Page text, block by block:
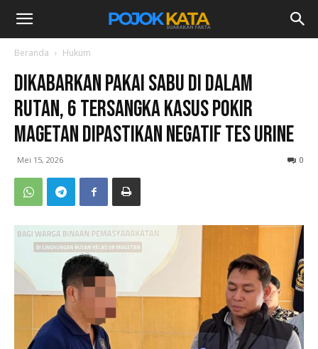
Beranda Hukum
Dikabarkan Pakai Sabu di Dalam
Rutan, 6 Tersangka Kasus Pokir
Magetan Dipastikan Negatif Tes Urine
Mei 15, 2026 0